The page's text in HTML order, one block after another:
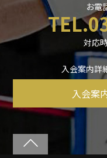
お電
対応
入会案内詳
入会案